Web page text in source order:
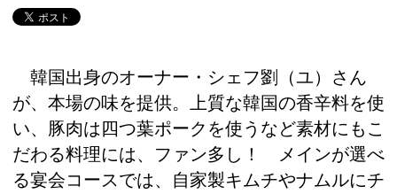
韓国出身のオーナー・シェフ劉（ユ）さん
が、本場の味を提供。上質な韓国の香辛料を使
い、豚肉は四つ葉ポークを使うなど素材にもこ
だわる料理には、ファン多し！ メインが選べ
る宴会コースでは、自家製キムチやナムルにチ